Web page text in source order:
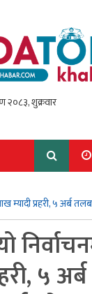
म्यादी प्रहरी, ५ अर्ब
५ अर्ब